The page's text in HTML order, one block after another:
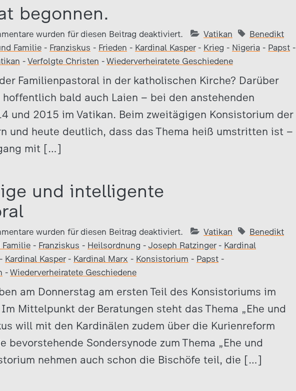
begonnen.
wurden für diesen Beitrag deaktiviert. Vatikan
Benedikt
Familie - Franziskus - Frieden - Kardinal Kasper- Krieg - Nigeria - Papst -
- Verfolgte Christen - Wiederverheiratete Geschiedene
Familienpastoral in der katholischen Kirche? Darüber
bald auch Laien – bei den anstehenden
und 2015 im Vatikan. Beim zweitägigen Konsistorium der
und heute deutlich, dass das Thema heiß umstritten ist –
mit […]
und intelligente
wurden für diesen Beitrag deaktiviert. Vatikan
Benedikt
Familie - Franziskus - Heilsordnung - Joseph Ratzinger- Kardinal
- Kardinal Kasper- Kardinal Marx - Konsistorium - Papst -
- Wiederverheiratete Geschiedene
am Donnerstag am ersten Teil des Konsistoriums im
Mittelpunkt der Beratungen steht das Thema „Ehe und
will mit den Kardinälen zudem über die Kurienreform
bevorstehende Sondersynode zum Thema „Ehe und
nehmen auch schon die Bischöfe teil, die […]